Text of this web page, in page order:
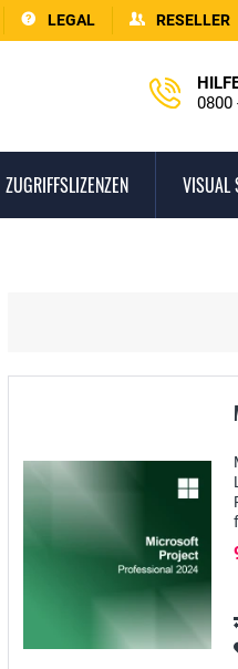
LEGAL RESELLER
0800
ZUGRIFFSLIZENZEN VISUAL